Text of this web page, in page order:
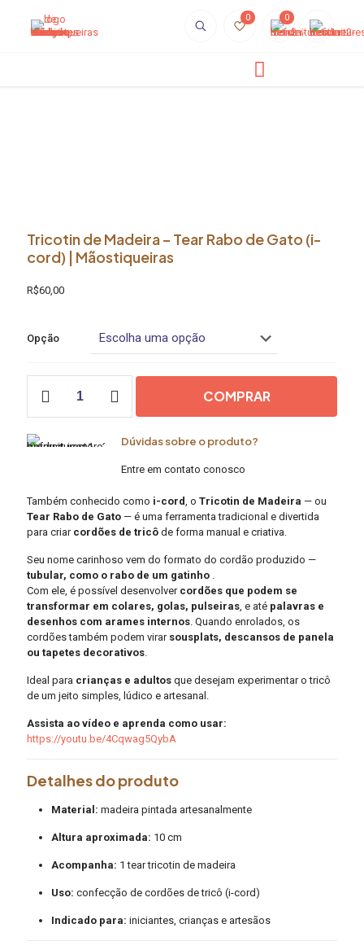
0 0
Tricotin de Madeira – Tear Rabo de Gato (i-
cord) | Mãostiqueiras
R$60,00
Opção
Tear
(i-
cord)
|
quantidade
COMPRAR
Dúvidas sobre o produto?
Entre em contato conosco
Também conhecido como i-cord, o Tricotin de Madeira — ou
Tear Rabo de Gato — é uma ferramenta tradicional e divertida
para criar cordões de tricô de forma manual e criativa.
Seu nome carinhoso vem do formato do cordão produzido —
tubular, como o rabo de um gatinho .
Com ele, é possível desenvolver cordões que podem se
transformar em colares, golas, pulseiras, e até palavras e
desenhos com arames internos. Quando enrolados, os
cordões também podem virar sousplats, descansos de panela
ou tapetes decorativos.
Ideal para crianças e adultos que desejam experimentar o tricô
de um jeito simples, lúdico e artesanal.
Assista ao vídeo e aprenda como usar:
https://youtu.be/4Cqwag5QybA
Detalhes do produto
Material: madeira pintada artesanalmente
Altura aproximada: 10 cm
Acompanha: 1 tear tricotin de madeira
Uso: confecção de cordões de tricô (i-cord)
Indicado para: iniciantes, crianças e artesãos